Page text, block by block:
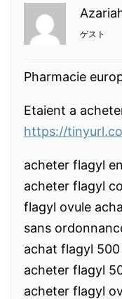
ゲスト
Pharmacie
Etaient a
https://
acheter flagyl
acheter flagyl
flagyl ovule
sans
achat flagyl
acheter flagyl
acheter flagyl